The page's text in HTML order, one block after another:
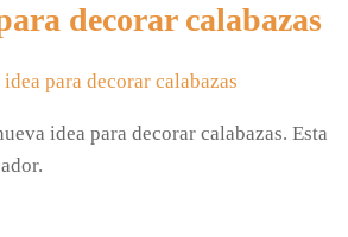
decorar calabazas
idea para decorar calabazas. Esta